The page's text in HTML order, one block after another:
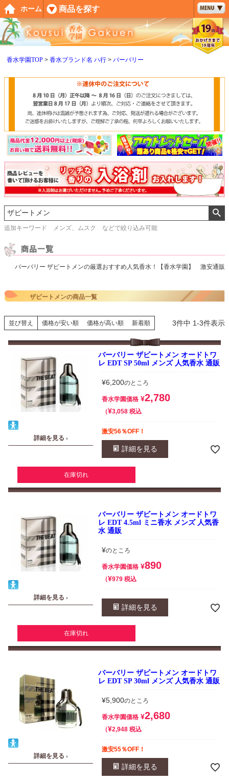
香水学園TOP 香水ブランド名 ハ行 バーバリー
追加キーワード メンズ、ムスク などで絞り込み可能
バーバリー ザビートメンの厳選おすすめ人気香水！【香水学園】 激安通販
ザビートメンの商品一覧
並び替え 価格が安い順 価格が高い順 新着順 3件中 1-3件表示
詳細を見る ›
バーバリー ザビートメン オードトワ
レ EDT SP 50ml メンズ 人気香水 通販
¥6,200のところ
香水学園価格 ¥2,780
¥3,058 税込
激安56％OFF！
詳細を見る
在庫切れ
詳細を見る ›
バーバリー ザビートメン オードトワ
レ EDT 4.5ml ミニ香水 メンズ 人気香
水 通販
¥のところ
香水学園価格 ¥890
¥979 税込
詳細を見る
在庫切れ
詳細を見る ›
バーバリー ザビートメン オードトワ
レ EDT SP 30ml メンズ 人気香水 通販
¥5,900のところ
香水学園価格 ¥2,680
¥2,948 税込
激安55％OFF！
詳細を見る
ペー
ジト
ップ
へ
ホーム 商品を探す